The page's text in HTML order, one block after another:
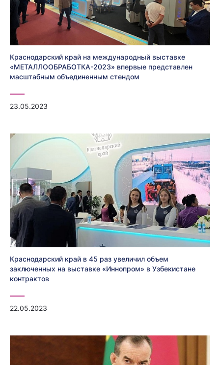
Краснодарский край на международный выставке
«МЕТАЛЛООБРАБОТКА-2023» впервые представлен
масштабным объединенным стендом
23.05.2023
Краснодарский край в 45 раз увеличил объем
заключенных на выставке «Иннопром» в Узбекистане
контрактов
22.05.2023